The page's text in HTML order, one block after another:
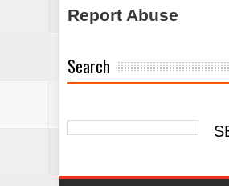
Report Abuse
Search